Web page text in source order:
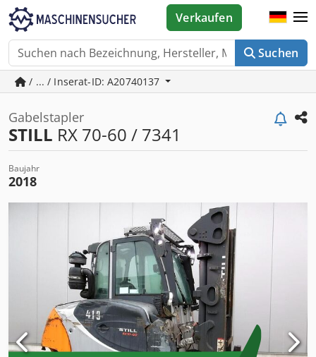
Suchen
Verkaufen
/ ... / Inserat-ID: A20740137
Gabelstapler
STILL RX 70-60 / 7341
Baujahr
2018